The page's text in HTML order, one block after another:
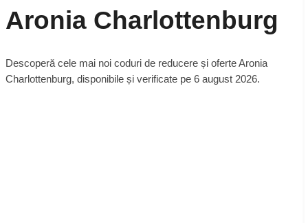
Aronia Charlottenburg
Descoperă cele mai noi coduri de reducere și oferte Aronia
Charlottenburg, disponibile și verificate pe 6 august 2026.